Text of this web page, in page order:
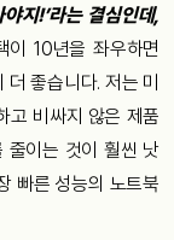
지!’라는 결심인데,
이 10년을 좌우하면
좋습니다. 저는 미
고 비싸지 않은 제품
줄이는 것이 훨씬 낫
빠른 성능의 노트북